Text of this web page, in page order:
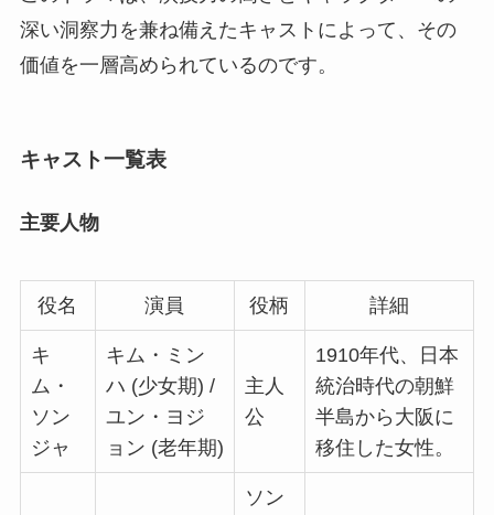
深い洞察力を兼ね備えたキャストによって、その
価値を一層高められているのです。
キャスト一覧表
主要人物
役名 演員 役柄 詳細
キ
ム・
ソン
ジャ
キム・ミン
ハ (少女期) /
ユン・ヨジ
ョン (老年期)
主人
公
1910年代、日本
統治時代の朝鮮
半島から大阪に
移住した女性。
ソン